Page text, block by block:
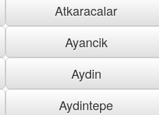
Atkaracalar
Ayancik
Aydin
Aydintepe